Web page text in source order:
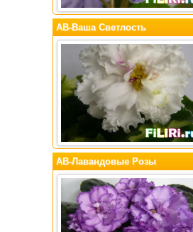
АВ-Ваша Светлость
АВ-Лавандовые Розы